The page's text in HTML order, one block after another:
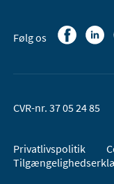
Følg os
CVR-nr. 37 05 24 85
Privatlivspolitik